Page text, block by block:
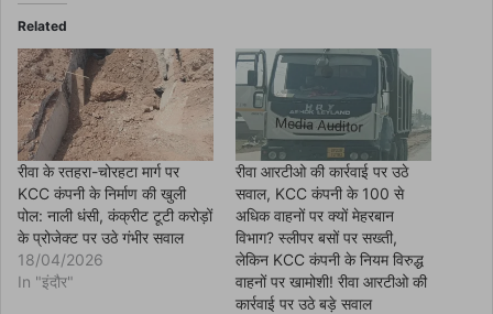
b
o
k
(
O
p
e
s
i
n
n
e
w
w
i
n
d
o
Related
रीवा के रतहरा-चोरहटा मार्ग पर
KCC कंपनी के निर्माण की खुली
पोल: नाली धंसी, कंक्रीट टूटी करोड़ों
के प्रोजेक्ट पर उठे गंभीर सवाल
18/04/2026
In "इंदौर"
रीवा आरटीओ की कार्रवाई पर उठे
सवाल, KCC कंपनी के 100 से
अधिक वाहनों पर क्यों मेहरबान
विभाग? स्लीपर बसों पर सख्ती,
लेकिन KCC कंपनी के नियम विरुद्ध
वाहनों पर खामोशी! रीवा आरटीओ की
कार्रवाई पर उठे बड़े सवाल